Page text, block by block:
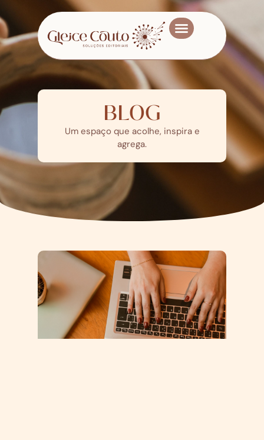
BLOG
Um espaço que acolhe, inspira e
agrega.